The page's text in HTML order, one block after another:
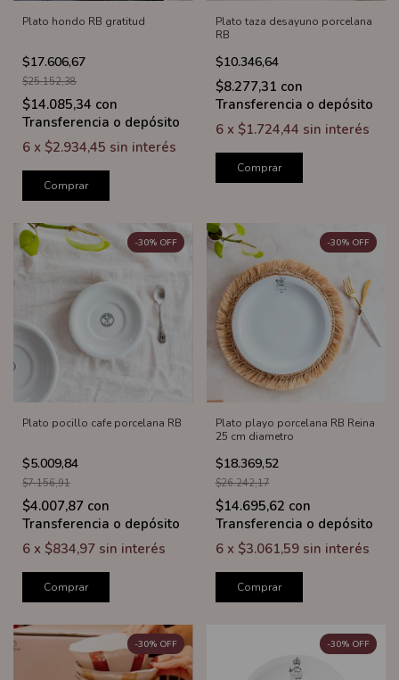
Plato hondo RB gratitud
$17.606,67
$25.152,38
$14.085,34 con
Transferencia o depósito
6 x $2.934,45 sin interés
Comprar
Plato taza desayuno porcelana
RB
$10.346,64
$8.277,31 con
Transferencia o depósito
6 x $1.724,44 sin interés
Comprar
Plato pocillo cafe porcelana RB
$5.009,84
-30% OFF
$7.156,91
$4.007,87 con
Transferencia o depósito
6 x $834,97 sin interés
Comprar
Plato playo porcelana RB Reina
25 cm diametro
$18.369,52
-30% OFF
$26.242,17
$14.695,62 con
Transferencia o depósito
6 x $3.061,59 sin interés
Comprar
-30% OFF -30% OFF